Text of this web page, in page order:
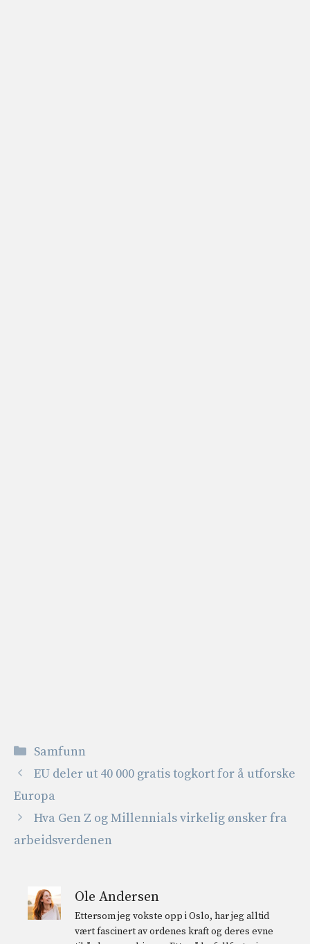
Kategorier
Samfunn
EU deler ut 40 000 gratis togkort for å utforske
Europa
Hva Gen Z og Millennials virkelig ønsker fra
arbeidsverdenen
Ole Andersen
Ettersom jeg vokste opp i Oslo, har jeg alltid
vært fascinert av ordenes kraft og deres evne